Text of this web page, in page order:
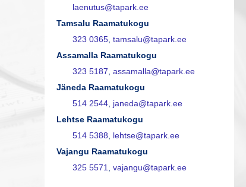
laenutus@tapark.ee
Tamsalu Raamatukogu
323 0365,tamsalu@tapark.ee
Assamalla Raamatukogu
323 5187,assamalla@tapark.ee
Jäneda Raamatukogu
514 2544, janeda@tapark.ee
Lehtse Raamatukogu
514 5388, lehtse@tapark.ee
Vajangu Raamatukogu
325 5571,vajangu@tapark.ee